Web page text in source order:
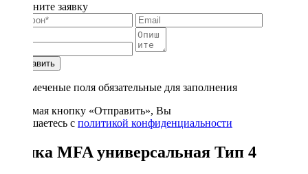
Заполните заявку
Отправить
* - отмеченые поля обязательные для заполнения
Нажимая кнопку «Отправить», Вы
соглашаетесь с политикой конфиденциальности
Рамка MFA универсальная Тип 4